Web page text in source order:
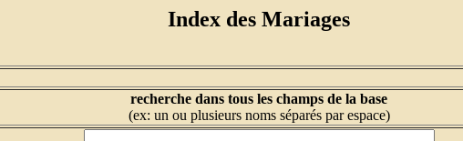
Index des Mariages
recherche dans tous les champs de la base
(ex: un ou plusieurs noms séparés par espace)